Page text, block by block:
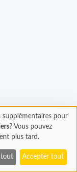
supplémentaires pour
? Vous pouvez
plus tard.
tout Accepter tout